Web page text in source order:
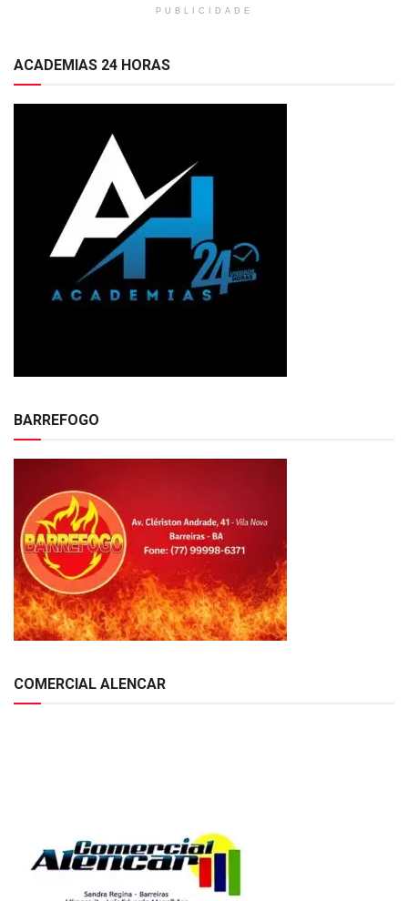
PUBLICIDADE
ACADEMIAS 24 HORAS
BARREFOGO
COMERCIAL ALENCAR